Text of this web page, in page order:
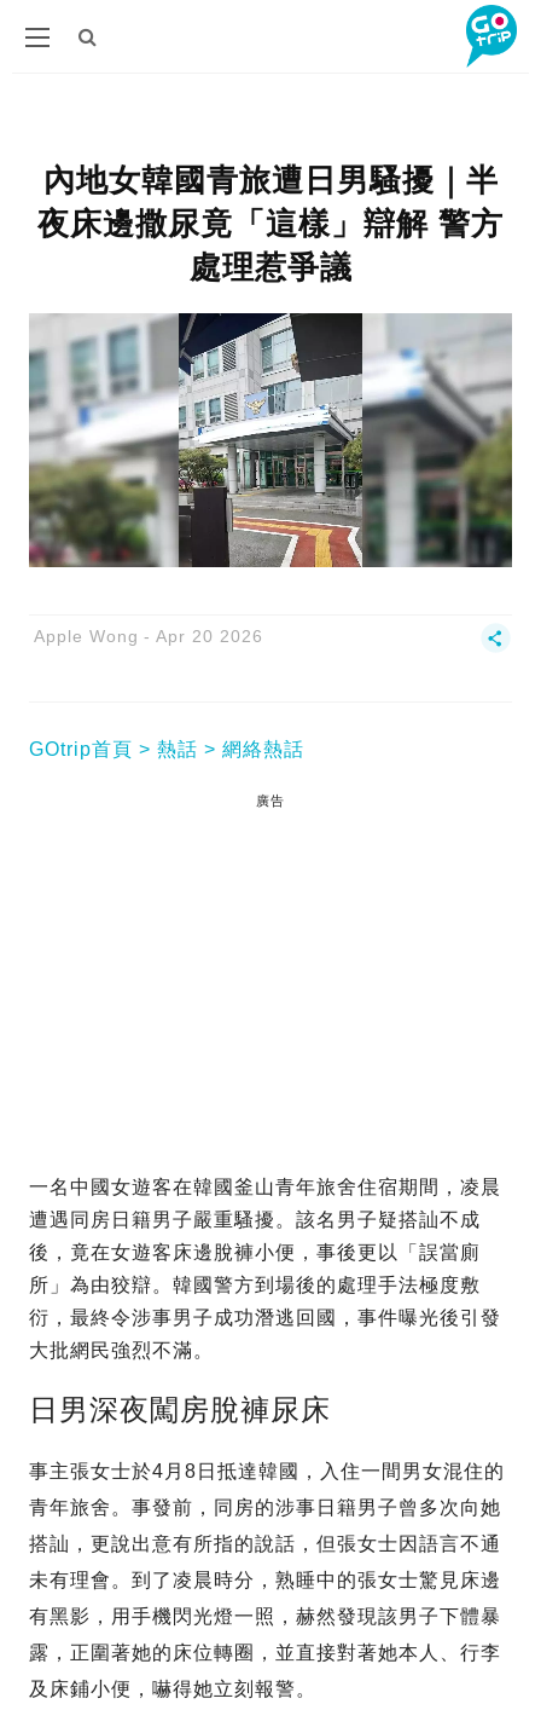
內地女韓國青旅遭日男騷擾｜半
夜床邊撒尿竟「這樣」辯解 警方
處理惹爭議
Apple Wong Apr 20 2026
GOtrip首頁 熱話 網絡熱話
廣告
一名中國女遊客在韓國釜山青年旅舍住宿期間，凌晨
遭遇同房日籍男子嚴重騷擾。該名男子疑搭訕不成
後，竟在女遊客床邊脫褲小便，事後更以「誤當廁
所」為由狡辯。韓國警方到場後的處理手法極度敷
衍，最終令涉事男子成功潛逃回國，事件曝光後引發
大批網民強烈不滿。
日男深夜闖房脫褲尿床
事主張女士於4月8日抵達韓國，入住一間男女混住的
青年旅舍。事發前，同房的涉事日籍男子曾多次向她
搭訕，更說出意有所指的說話，但張女士因語言不通
未有理會。到了凌晨時分，熟睡中的張女士驚見床邊
有黑影，用手機閃光燈一照，赫然發現該男子下體暴
露，正圍著她的床位轉圈，並直接對著她本人、行李
及床鋪小便，嚇得她立刻報警。